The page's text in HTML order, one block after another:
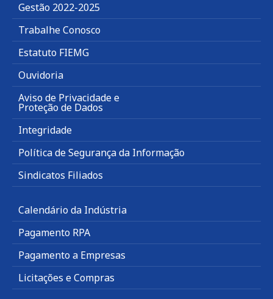
Gestão 2022-2025
Trabalhe Conosco
Estatuto FIEMG
Ouvidoria
Aviso de Privacidade e
Proteção de Dados
Integridade
Política de Segurança da Informação
Sindicatos Filiados
Calendário da Indústria
Pagamento RPA
Pagamento a Empresas
Licitações e Compras